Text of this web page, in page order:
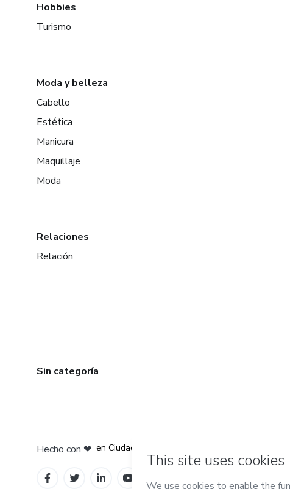
Hobbies
Turismo
Moda y belleza
Cabello
Estética
Manicura
Maquillaje
Moda
Relaciones
Relación
Sin categoría
Hecho con ❤
en Belo Horizonte
en Ciudad de México